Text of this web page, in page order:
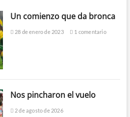
Un comienzo que da bronca
28 de enero de 2023 1 comentario
Nos pincharon el vuelo
2 de agosto de 2026